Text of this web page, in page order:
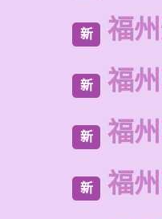
新 福
新 福
新 福
新 福